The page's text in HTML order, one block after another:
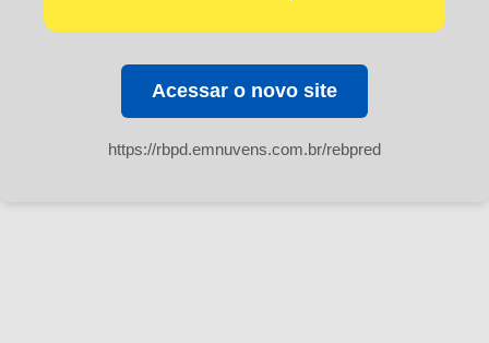
Acessar o novo site
https://rbpd.emnuvens.com.br/rebpred